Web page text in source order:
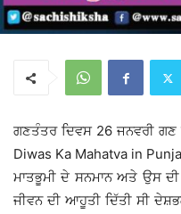
ਗਣਤੰਤਰ ਦਿਵਸ 26 ਜਨਵਰੀ
Diwas Ka Mahatva in
ਮਾਤਭੂਮੀ ਦੇ ਸਨਮਾਨ ਅਤੇ ਉਸ
ਜੀਵਨ ਦੀ ਆਹੂਤੀ ਦਿੱਤੀ ਸੀ